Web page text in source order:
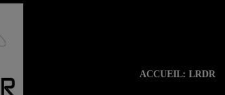
ACCUEIL: LRDR